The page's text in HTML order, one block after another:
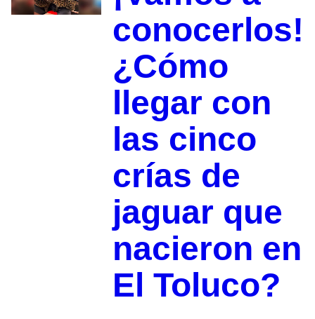
conocerlos!
¿Cómo
llegar con
las cinco
crías de
jaguar que
nacieron en
El Toluco?